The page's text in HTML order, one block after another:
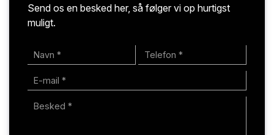
Send os en besked her, så følger vi op hurtigst
muligt.